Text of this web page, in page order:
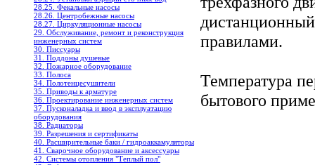
28.25. Фекальные насосы
28.26. Центробежные насосы
28.27. Циркуляционные насосы
29. Обслуживание, ремонт и реконструкция
инженерных систем
30. Писсуары
31. Поддоны душевые
32. Пожарное оборудование
33. Полоса
34. Полотенцесушители
35. Приводы к арматуре
36. Проектирование инженерных систем
37. Пусконаладка и ввод в эксплуатацию
оборудования
38. Радиаторы
39. Разрешения и сертификаты
40. Расширительные баки / гидроаккамуляторы
41. Сварочное оборудование и аксессуары
42. Системы отопления "Теплый пол"
правилами.
Температура
бытового